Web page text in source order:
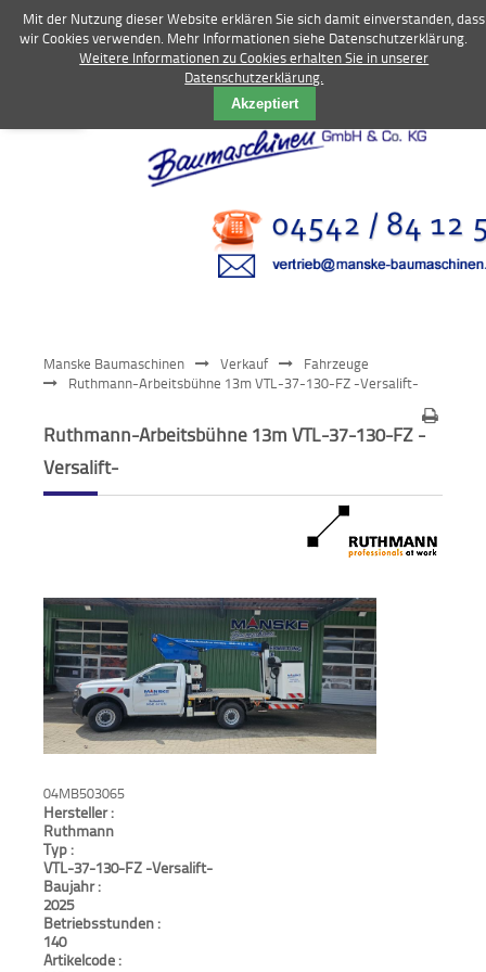
Bagger
Kommunaltechnik
Anbaugeräte
Sonstiges
Radlader
Fahrzeuge
Stromerzeuger
Kommunaltechnik
Anbaugeräte
Sonderaktionen
Manske Baumaschinen Verkauf
Fahrzeuge
Ruthmann-Arbeitsbühne 13m VTL-37-130-FZ -Versalift-
Ruthmann-Arbeitsbühne 13m VTL-37-130-FZ -
Versalift-
04MB503065
Hersteller :
Ruthmann
Typ :
VTL-37-130-FZ -Versalift-
Baujahr :
2025
Betriebsstunden :
140
Artikelcode :
Mit der Nutzung dieser Website erklären Sie sich damit einverstanden, dass
wir Cookies verwenden. Mehr Informationen siehe Datenschutzerklärung.
Weitere Informationen zu Cookies erhalten Sie in unserer
Datenschutzerklärung.
Akzeptiert